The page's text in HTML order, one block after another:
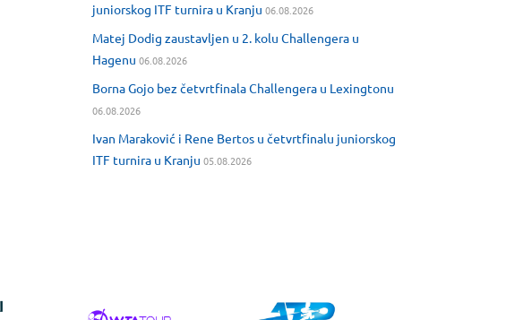
juniorskog ITF turnira u Kranju 06.08.2026
Matej Dodig zaustavljen u 2. kolu Challengera u
Hagenu 06.08.2026
Borna Gojo bez četvrtfinala Challengera u Lexingtonu
06.08.2026
Ivan Maraković i Rene Bertos u četvrtfinalu juniorskog
ITF turnira u Kranju 05.08.2026